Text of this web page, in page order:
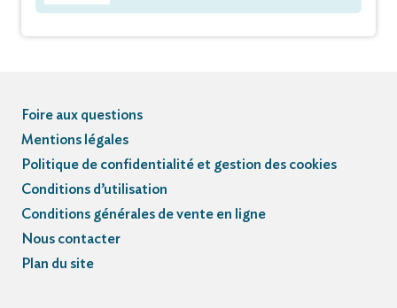
Foire aux questions
Mentions légales
Politique de confidentialité et gestion des cookies
Conditions d’utilisation
Conditions générales de vente en ligne
Nous contacter
Plan du site